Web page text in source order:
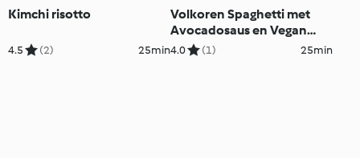
Kimchi risotto
4.5 (2) 25min
Volkoren Spaghetti met
Avocadosaus en Vegan
'Parmezaanse Kaas'
4.0 (1) 25min